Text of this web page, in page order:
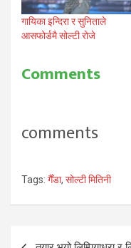
गायिका इन्दिरा र सुनिताले
आसफोर्डमै सोल्टी रोजे
Comments
comments
Tags: गैँडा, सोल्टी मितिनी
Post